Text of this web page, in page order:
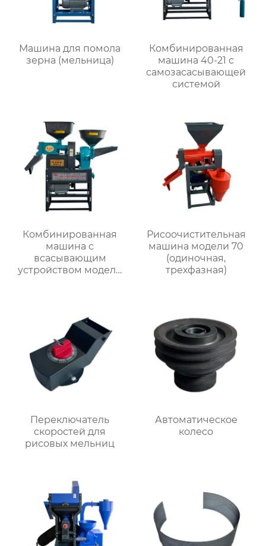
Машина для помола
зерна (мельница)
Комбинированная
машина 40-21 с
самозасасывающей
системой
Комбинированная
машина с
всасывающим
устройством модели
Рисоочистительная
машина модели 70
(одиночная,
трехфазная)
Переключатель
скоростей для
рисовых мельниц
Автоматическое
колесо